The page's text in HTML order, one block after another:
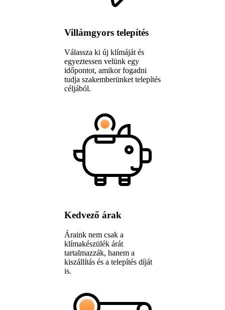
Villámgyors telepítés
Válassza ki új klímáját és
egyeztessen velünk egy
időpontot, amikor fogadni
tudja szakemberünket telepítés
céljából.
Kedvező árak
Áraink nem csak a
klímakészülék árát
tartalmazzák, hanem a
kiszállítás és a telepítés díját
is.